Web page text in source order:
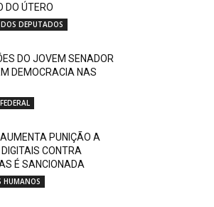
DO ÚTERO
DEPUTADOS
DO JOVEM SENADOR
DEMOCRACIA NAS
AUMENTA PUNIÇÃO A
CONTRA
É SANCIONADA
HUMANOS